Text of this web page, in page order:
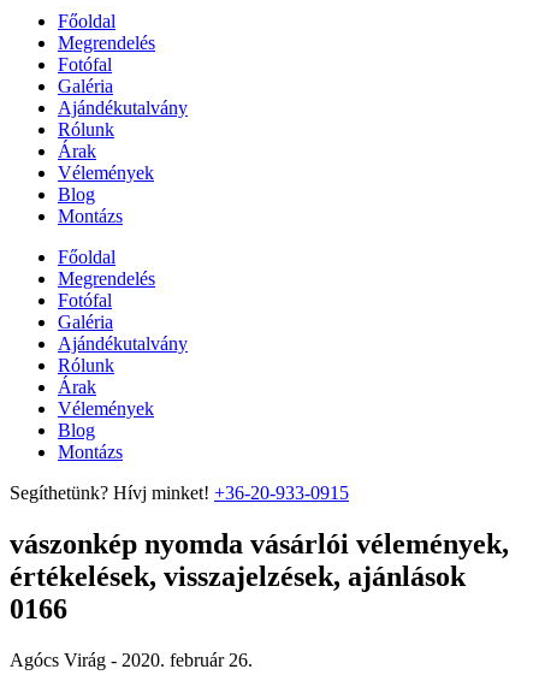
Főoldal
Megrendelés
Fotófal
Galéria
Ajándékutalvány
Rólunk
Árak
Vélemények
Blog
Montázs
Főoldal
Megrendelés
Fotófal
Galéria
Ajándékutalvány
Rólunk
Árak
Vélemények
Blog
Montázs
Segíthetünk? Hívj minket! +36-20-933-0915
vászonkép nyomda vásárlói vélemények,
értékelések, visszajelzések, ajánlások
0166
Agócs Virág - 2020. február 26.